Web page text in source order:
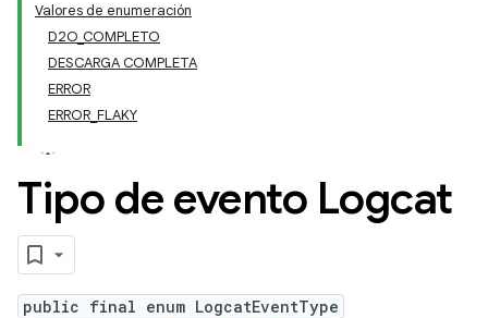
Valores de enumeración
D2O_COMPLETO
DESCARGA COMPLETA
ERROR
ERROR_FLAKY
Tipo de evento Logcat
public final enum LogcatEventType